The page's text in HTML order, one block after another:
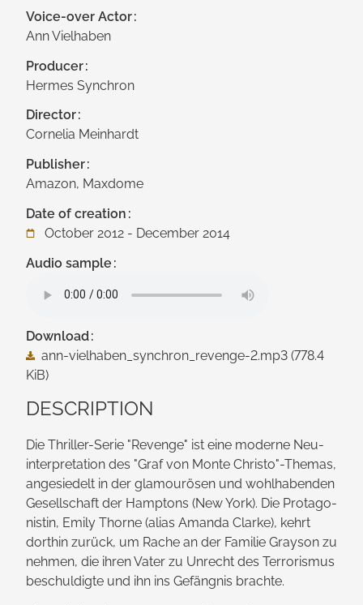
Voice-over Actor
Ann Vielhaben
Producer
Hermes Synchron
Director
Cornelia Meinhardt
Publisher
Amazon, Maxdome
Date of creation
October 2012 - December 2014
Audio sample
Download
ann-vielhaben_synchron_revenge-2.mp3(778.4
KiB)
DESCRIPTION
Die Thriller-Serie "Revenge" ist eine moderne Neu­
interpretation des "Graf von Monte Christo"-Themas,
angesiedelt in der glamourösen und wohl­habenden
Gesellschaft der Hamptons (New York). Die Protago­
nistin, Emily Thorne (alias Amanda Clarke), kehrt
dorthin zurück, um Rache an der Familie Grayson zu
nehmen, die ihren Vater zu Unrecht des Terrorismus
beschuldigte und ihn ins Gefängnis brachte.